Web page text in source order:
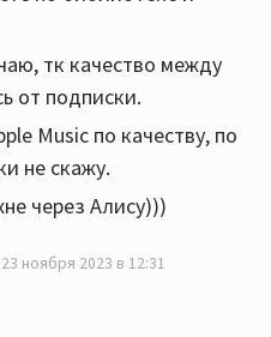
тк качество между
от подписки.
Music по качеству, по
не скажу.
через Алису)))
23 ноября 2023 в 12:31